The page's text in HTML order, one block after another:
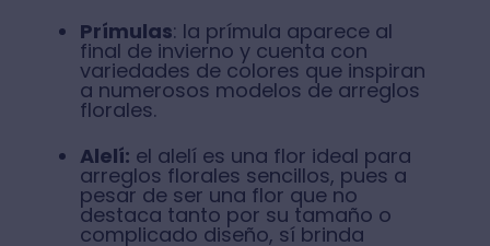
Prímulas: la prímula aparece al
final de invierno y cuenta con
variedades de colores que inspiran
a numerosos modelos de arreglos
florales.
Alelí: el alelí es una flor ideal para
arreglos florales sencillos, pues a
pesar de ser una flor que no
destaca tanto por su tamaño o
complicado diseño, sí brinda